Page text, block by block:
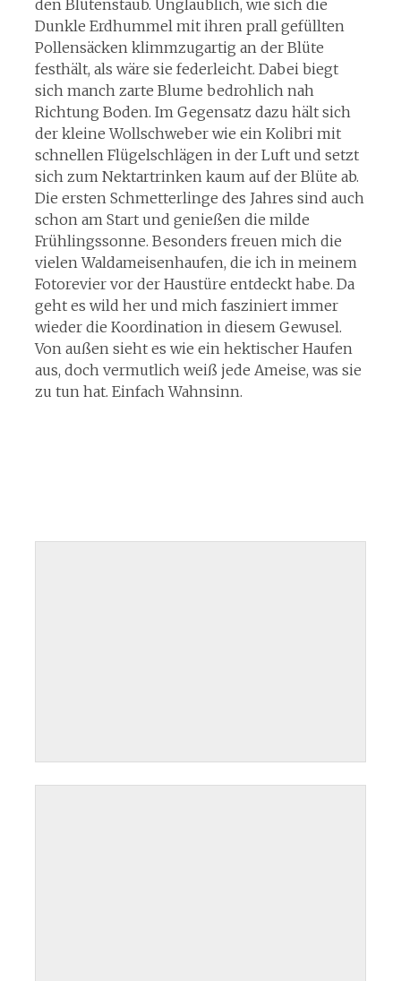
den Blütenstaub. Unglaublich, wie sich die
Dunkle Erdhummel mit ihren prall gefüllten
Pollensäcken klimmzugartig an der Blüte
festhält, als wäre sie federleicht. Dabei biegt
sich manch zarte Blume bedrohlich nah
Richtung Boden. Im Gegensatz dazu hält sich
der kleine Wollschweber wie ein Kolibri mit
schnellen Flügelschlägen in der Luft und setzt
sich zum Nektartrinken kaum auf der Blüte ab.
Die ersten Schmetterlinge des Jahres sind auch
schon am Start und genießen die milde
Frühlingssonne. Besonders freuen mich die
vielen Waldameisenhaufen, die ich in meinem
Fotorevier vor der Haustüre entdeckt habe. Da
geht es wild her und mich fasziniert immer
wieder die Koordination in diesem Gewusel.
Von außen sieht es wie ein hektischer Haufen
aus, doch vermutlich weiß jede Ameise, was sie
zu tun hat. Einfach Wahnsinn.